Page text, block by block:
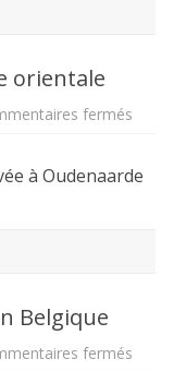
orientale
fermés
Flandre
à Oudenaarde
Belgique
fermés